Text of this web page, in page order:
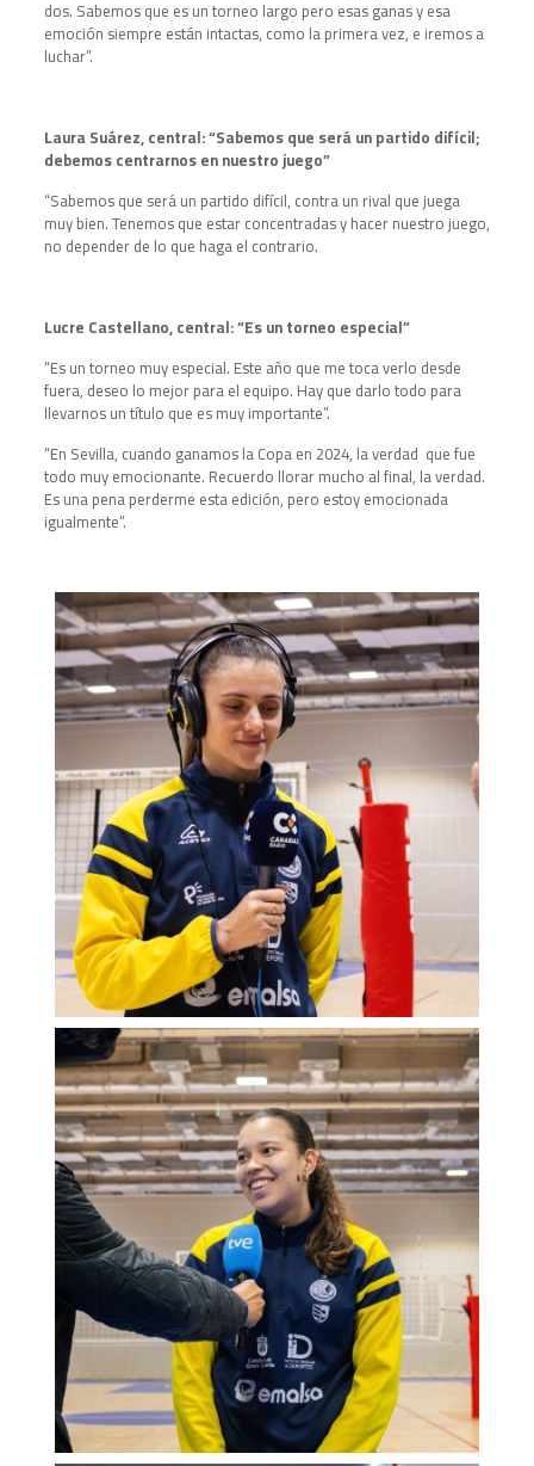
dos. Sabemos que es un torneo largo pero esas ganas y esa
emoción siempre están intactas, como la primera vez, e iremos a
luchar”.
Laura Suárez, central: “Sabemos que será un partido difícil;
debemos centrarnos en nuestro juego”
“Sabemos que será un partido difícil, contra un rival que juega
muy bien. Tenemos que estar concentradas y hacer nuestro juego,
no depender de lo que haga el contrario.
Lucre Castellano, central: “Es un torneo especial”
“Es un torneo muy especial. Este año que me toca verlo desde
fuera, deseo lo mejor para el equipo. Hay que darlo todo para
llevarnos un título que es muy importante”.
“En Sevilla, cuando ganamos la Copa en 2024, la verdad que fue
todo muy emocionante. Recuerdo llorar mucho al final, la verdad.
Es una pena perderme esta edición, pero estoy emocionada
igualmente”.